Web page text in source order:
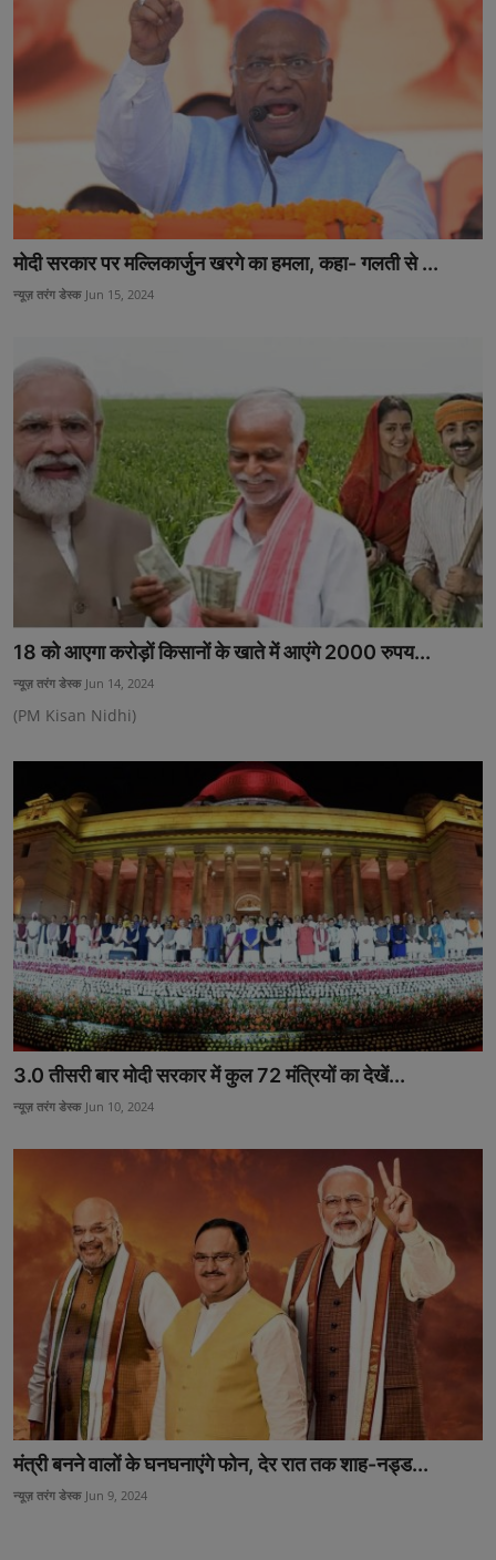
मोदी सरकार पर मल्लिकार्जुन खरगे का हमला, कहा- गलती से ...
न्यूज़ तरंग डेस्क Jun 15, 2024
18 को आएगा करोड़ों क‍िसानों के खाते में आएंगे 2000 रुपय...
न्यूज़ तरंग डेस्क Jun 14, 2024
(PM Kisan Nidhi)
3.0 तीसरी बार मोदी सरकार में कुल 72 मंत्रियों का देखें...
न्यूज़ तरंग डेस्क Jun 10, 2024
मंत्री बनने वालों के घनघनाएंगे फोन, देर रात तक शाह-नड्ड...
न्यूज़ तरंग डेस्क Jun 9, 2024